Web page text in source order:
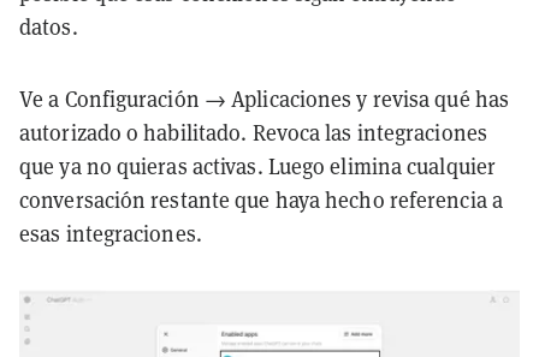
datos.
Ve a Configuración → Aplicaciones y revisa qué has
autorizado o habilitado. Revoca las integraciones
que ya no quieras activas. Luego elimina cualquier
conversación restante que haya hecho referencia a
esas integraciones.